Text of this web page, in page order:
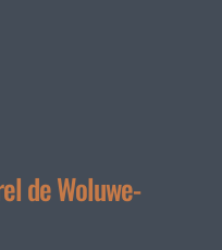
de Woluwe-